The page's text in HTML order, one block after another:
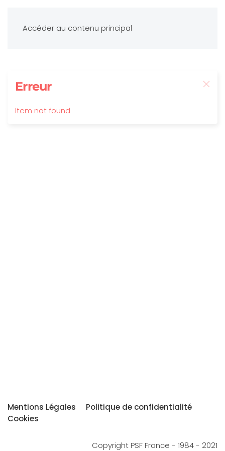
Accéder au contenu principal
Erreur
Item not found
Mentions Légales
Politique de confidentialité
Cookies
Copyright PSF France - 1984 - 2021